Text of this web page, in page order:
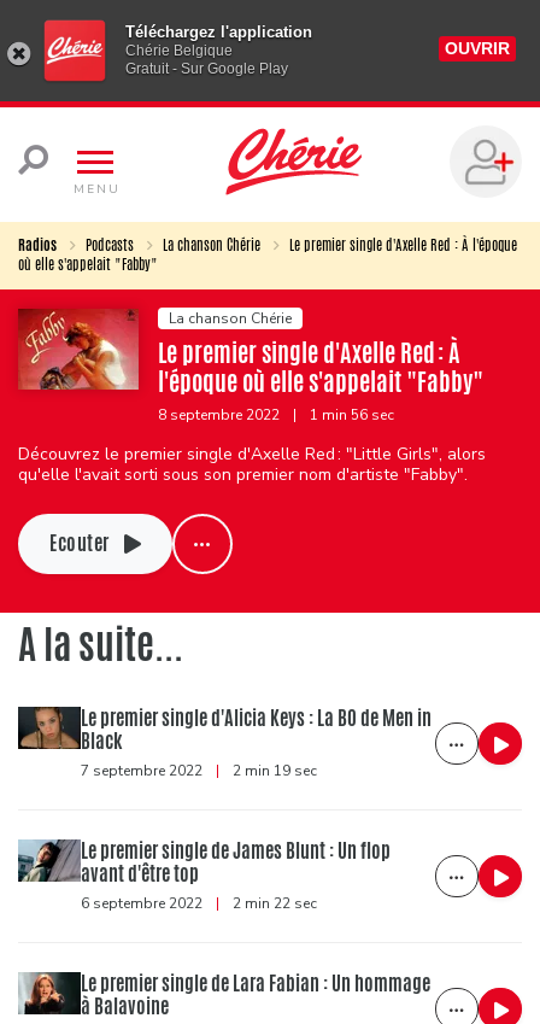
Téléchargez l'application
Chérie Belgique
Gratuit - Sur Google Play
OUVRIR
MENU
Radios Podcasts La chanson Chérie
Le premier single d'Axelle Red : À l'époque
où elle s'appelait "Fabby"
La chanson Chérie
Le premier single d'Axelle Red : À
l'époque où elle s'appelait "Fabby"
8 septembre 2022 | 1 min 56 sec
Découvrez le premier single d'Axelle Red : "Little Girls", alors
qu'elle l'avait sorti sous son premier nom d'artiste "Fabby".
Ecouter
A la suite...
Le premier single d'Alicia Keys : La BO de Men in
Black
7 septembre 2022 | 2 min 19 sec
Le premier single de James Blunt : Un flop
avant d'être top
6 septembre 2022 | 2 min 22 sec
Le premier single de Lara Fabian : Un hommage
à Balavoine